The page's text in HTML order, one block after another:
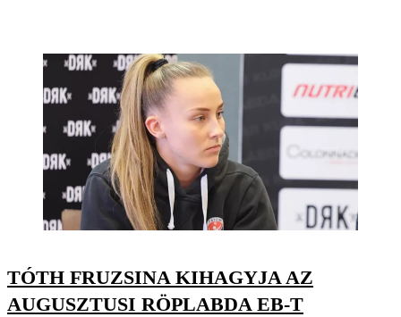
TÓTH FRUZSINA KIHAGYJA AZ
AUGUSZTUSI RÖPLABDA EB-T